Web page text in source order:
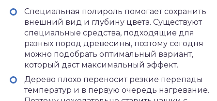
Специальная полироль помогает сохранить
внешний вид и глубину цвета. Существуют
специальные средства, подходящие для
разных пород древесины, поэтому сегодня
можно подобрать оптимальный вариант,
который даст максимальный эффект.
Дерево плохо переносит резкие перепады
температур и в первую очередь нагревание.